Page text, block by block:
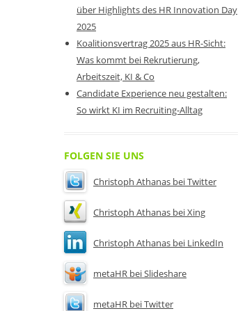
über Highlights des HR Innovation Day
2025
Koalitionsvertrag 2025 aus HR-Sicht:
Was kommt bei Rekrutierung,
Arbeitszeit, KI & Co
Candidate Experience neu gestalten:
So wirkt KI im Recruiting-Alltag
FOLGEN SIE UNS
Christoph Athanas bei Twitter
Christoph Athanas bei Xing
Christoph Athanas bei LinkedIn
metaHR bei Slideshare
metaHR bei Twitter